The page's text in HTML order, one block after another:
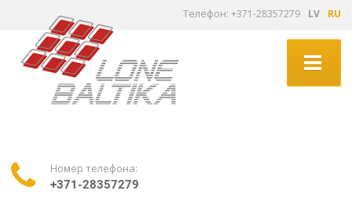
Tелефон: +371-28357279 LV RU
Номер телефона:
+371-28357279